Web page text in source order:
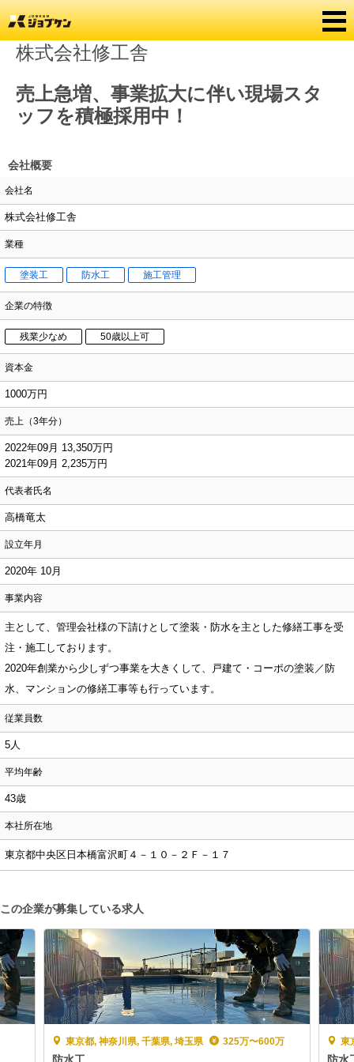
株式会社修工舎
売上急増、事業拡大に伴い現場スタ
ッフを積極採用中！
会社概要
会社名
株式会社修工舎
業種
塗装工 防水工 施工管理
企業の特徴
残業少なめ 50歳以上可
資本金
1000万円
売上（3年分）
2022年09月 13,350万円
2021年09月 2,235万円
代表者氏名
高橋竜太
設立年月
2020年 10月
事業内容
主として、管理会社様の下請けとして塗装・防水を主とした修繕工事を受
注・施工しております。
2020年創業から少しずつ事業を大きくして、戸建て・コーポの塗装／防
水、マンションの修繕工事等も行っています。
従業員数
5人
平均年齢
43歳
本社所在地
東京都中央区日本橋富沢町４－１０－２Ｆ－１７
この企業が募集している求人
東京都, 神奈川県, 千葉県, 埼玉県 325万〜600万 東